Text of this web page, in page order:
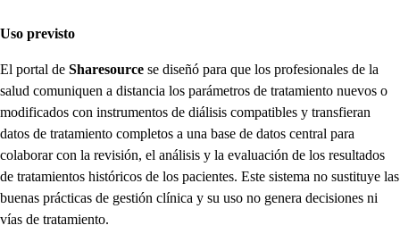
Uso previsto
El portal de Sharesource se diseñó para que los profesionales de la
salud comuniquen a distancia los parámetros de tratamiento nuevos o
modificados con instrumentos de diálisis compatibles y transfieran
datos de tratamiento completos a una base de datos central para
colaborar con la revisión, el análisis y la evaluación de los resultados
de tratamientos históricos de los pacientes. Este sistema no sustituye las
buenas prácticas de gestión clínica y su uso no genera decisiones ni
vías de tratamiento.